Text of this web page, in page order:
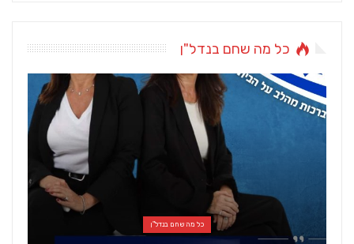
כל מה שחם בנדל"ן
כל מה שחם בנדל"ן